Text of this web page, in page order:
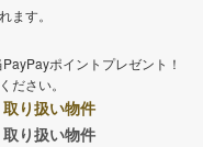
ます。
ポイントプレゼント！
ださい。
り扱い物件
り扱い物件